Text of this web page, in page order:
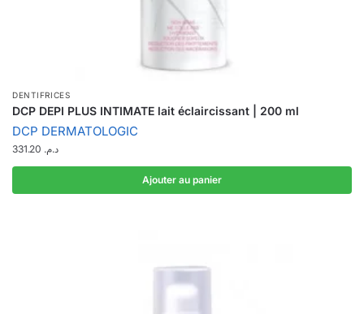
DENTIFRICES
DCP DEPI PLUS INTIMATE lait éclaircissant | 200 ml
DCP DERMATOLOGIC
د.م.
Ajouter au panier